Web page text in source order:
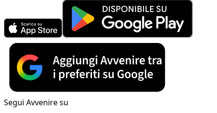
Segui Avvenire su